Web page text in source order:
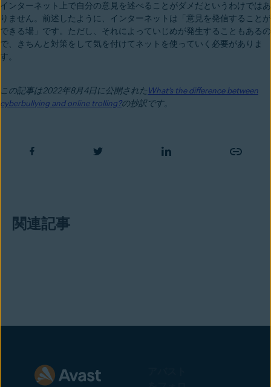
インターネット上で自分の意見を述べることがダメだというわけではあ
りません。前述したように、インターネットは「意見を発信することが
できる場」です。ただし、それによっていじめが発生することもあるの
で、きちんと対策をして気を付けてネットを使っていく必要がありま
す。
この記事は2022年8月4日に公開された What’s the difference between
cyberbullying and online trolling?の抄訳です。
関連記事